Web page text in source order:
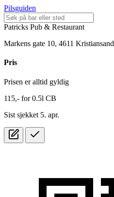
Pilsguiden
Patricks Pub & Restaurant
Markens gate 10, 4611 Kristiansand
Pris
Prisen er alltid gyldig
115,- for0.5l CB
Sist sjekket 5. apr.